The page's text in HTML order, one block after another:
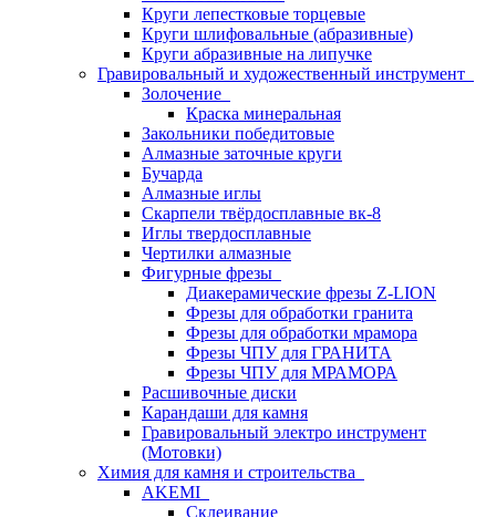
Круги лепестковые торцевые
Круги шлифовальные (абразивные)
Круги абразивные на липучке
Гравировальный и художественный инструмент
Золочение
Краска минеральная
Закольники победитовые
Алмазные заточные круги
Бучарда
Алмазные иглы
Скарпели твёрдосплавные вк-8
Иглы твердосплавные
Чертилки алмазные
Фигурные фрезы
Диакерамические фрезы Z-LION
Фрезы для обработки гранита
Фрезы для обработки мрамора
Фрезы ЧПУ для ГРАНИТА
Фрезы ЧПУ для МРАМОРА
Расшивочные диски
Карандаши для камня
Гравировальный электро инструмент
(Мотовки)
Химия для камня и строительства
AKEMI
Склеивание